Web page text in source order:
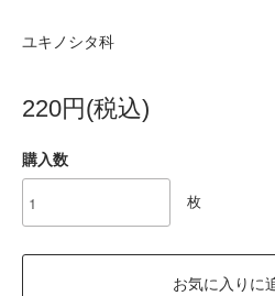
ユキノシタ科
220円(税込)
購入数
枚
お気に入りに